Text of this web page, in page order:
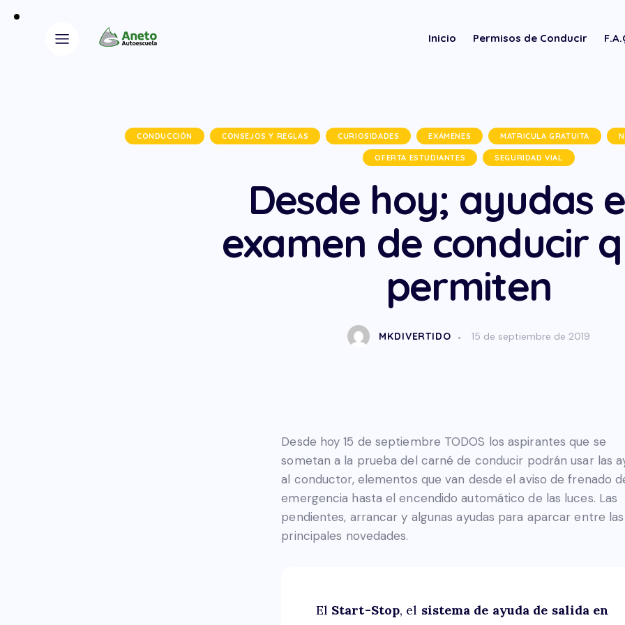
Inicio Permisos de Conducir
CONDUCCIÓN CONSEJOS Y REGLAS CURIOSIDADES EXÁMENES MATRICULA GRATUITA
OFERTA ESTUDIANTES SEGURIDAD VIAL
Desde hoy; ayudas
examen de conducir
permiten
MKDIVERTIDO 15 de septiembre de 2019
Desde hoy 15 de septiembre TODOS los aspirantes que se
sometan a la prueba del carné de conducir podrán usar las
al conductor, elementos que van desde el aviso de frenado
emergencia hasta el encendido automático de las luces. Las
pendientes, arrancar y algunas ayudas para aparcar entre las
principales novedades.
El Start-Stop, el sistema de ayuda de salida en